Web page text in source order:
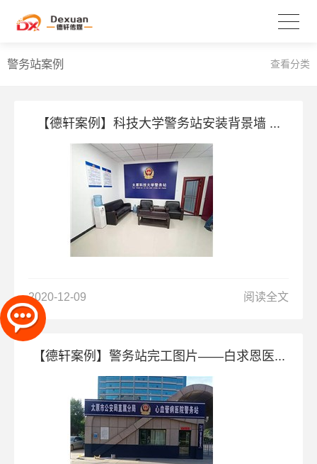
警务站案例 查看分类
【德轩案例】科技大学警务站安装背景墙 ...
2020-12-09 阅读全文
【德轩案例】警务站完工图片——白求恩医...